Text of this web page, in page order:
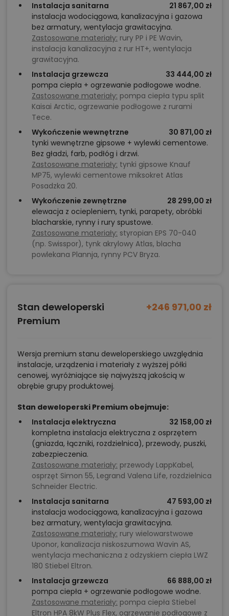
Instalacja sanitarna
21 867,00 zł
instalacja wodociągowa, kanalizacyjna i gazowa
bez armatury, wentylacja grawitacyjna.
Zastosowane materiały: rury PP i PE Wavin,
instalacja kanalizacyjna z rur HT+, wentylacja
grawitacyjna.
Instalacja grzewcza
33 444,00 zł
pompa ciepła + ogrzewanie podłogowe wodne.
Zastosowane materiały: pompa ciepła typu split
Kaisai Arctic, ogrzewanie podłogowe z rurami
Tece.
Wykończenie wewnętrzne
30 871,00 zł
tynki wewnętrzne gipsowe + wylewki cementowe.
Bez gładzi, farb, podłóg i drzwi.
Zastosowane materiały: tynki gipsowe Knauf
MP75, wylewki cementowe miksokret Atlas
Posadzka 20.
Wykończenie zewnętrzne
28 299,00 zł
elewacja z ociepleniem, tynki, parapety, obróbki
blacharskie, rynny i rury spustowe.
Zastosowane materiały: styropian EPS 70-040
(np. Swisspor), tynk akrylowy Atlas, blacha
powlekana Plannja, rynny PCV Bryza.
Stan deweloperski
Premium
+246 971,00 zł
Wersja premium stanu deweloperskiego uwzględnia
instalacje, urządzenia i materiały z wyższej półki
cenowej, wyróżniające się najwyższą jakością w
obrębie grupy produktowej.
Stan deweloperski Premium obejmuje:
Instalacja elektryczna
32 158,00 zł
kompletna instalacja elektryczna z osprzętem
(gniazda, łączniki, rozdzielnica), przewody, puszki,
zabezpieczenia.
Zastosowane materiały: przewody LappKabel,
osprzęt Simon 55, Legrand Valena Life, rozdzielnica
Schneider Electric.
Instalacja sanitarna
47 593,00 zł
instalacja wodociągowa, kanalizacyjna i gazowa
bez armatury, wentylacja grawitacyjna.
Zastosowane materiały: rury wielowarstwowe
Uponor, kanalizacja niskoszumowa Wavin AS,
wentylacja mechaniczna z odzyskiem ciepła LWZ
180 Stiebel Eltron.
Instalacja grzewcza
66 888,00 zł
pompa ciepła + ogrzewanie podłogowe wodne.
Zastosowane materiały: pompa ciepła Stiebel
Eltron HPA 8kW Plus Flex, ogrzewanie podłogowe z